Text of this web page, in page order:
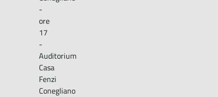
-
ore
17
-
Auditorium
Casa
Fenzi
Conegliano